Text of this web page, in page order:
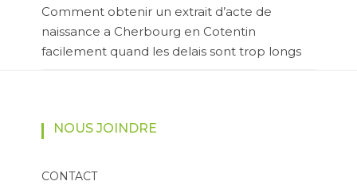
Comment obtenir un extrait d’acte de
naissance a Cherbourg en Cotentin
facilement quand les delais sont trop longs
NOUS JOINDRE
CONTACT